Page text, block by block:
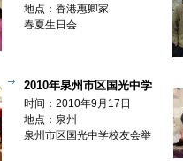
聚篇】地点：香港惠卿家
春夏生日会
2010年泉州市区国光中学
校友会举行中秋聚会【欢聚
篇】
时间：2010年9月17日
地点：泉州
泉州市区国光中学校友会举